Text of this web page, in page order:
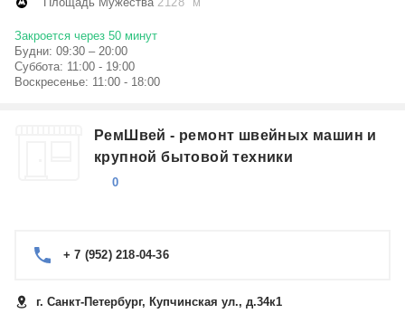
Закроется через 50 минут
Будни: 09:30 – 20:00
Суббота: 11:00 - 19:00
Воскресенье: 11:00 - 18:00
РемШвей - ремонт швейных машин и
крупной бытовой техники
0
+ 7 (952) 218-04-36
г. Санкт-Петербург, Купчинская ул., д.34к1